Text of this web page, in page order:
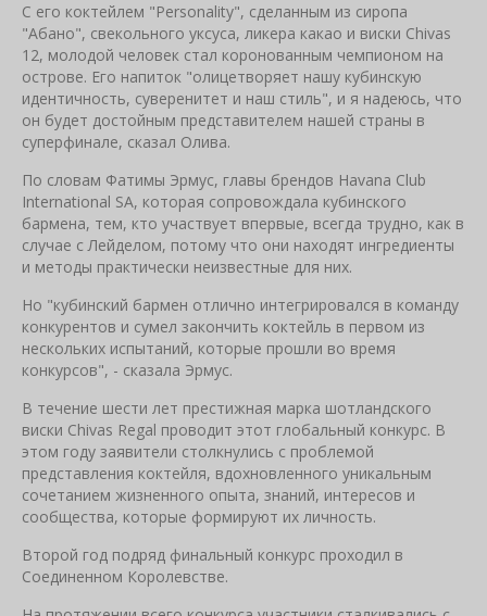
С его коктейлем "Personality", сделанным из сиропа
"Абано", свекольного уксуса, ликера какао и виски Chivas
12, молодой человек стал коронованным чемпионом на
острове. Его напиток "олицетворяет нашу кубинскую
идентичность, суверенитет и наш стиль", и я надеюсь, что
он будет достойным представителем нашей страны в
суперфинале, сказал Олива.
По словам Фатимы Эрмус, главы брендов Havana Club
International SA, которая сопровождала кубинского
бармена, тем, кто участвует впервые, всегда трудно, как в
случае с Лейделом, потому что они находят ингредиенты
и методы практически неизвестные для них.
Но "кубинский бармен отлично интегрировался в команду
конкурентов и сумел закончить коктейль в первом из
нескольких испытаний, которые прошли во время
конкурсов", - сказала Эрмус.
В течение шести лет престижная марка шотландского
виски Chivas Regal проводит этот глобальный конкурс. В
этом году заявители столкнулись с проблемой
представления коктейля, вдохновленного уникальным
сочетанием жизненного опыта, знаний, интересов и
сообщества, которые формируют их личность.
Второй год подряд финальный конкурс проходил в
Соединенном Королевстве.